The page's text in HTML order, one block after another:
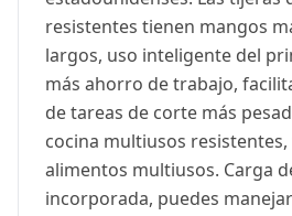
resistentes tienen mangos
largos, uso inteligente del
más ahorro de trabajo,
de tareas de corte más
cocina multiusos
alimentos multiusos. Carga
incorporada, puedes